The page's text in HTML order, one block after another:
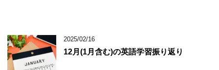
2025/02/16
12月(1月含む)の英語学習振り返り